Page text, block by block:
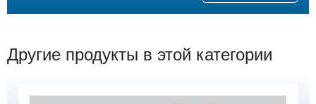
Другие продукты в этой категории